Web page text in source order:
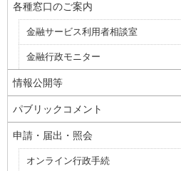
各種窓口のご案内
金融サービス利用者相談室
金融行政モニター
情報公開等
パブリックコメント
申請・届出・照会
オンライン行政手続